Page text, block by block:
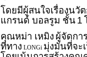
โดยมีผู้สนใจเรื่องนวั
แกรนด์ บอลรูม ชั้น1
คุณหม่า เหมิง ผู้จัดกา
ที่ทาง LONGi มุ่งมั่นที่จะ